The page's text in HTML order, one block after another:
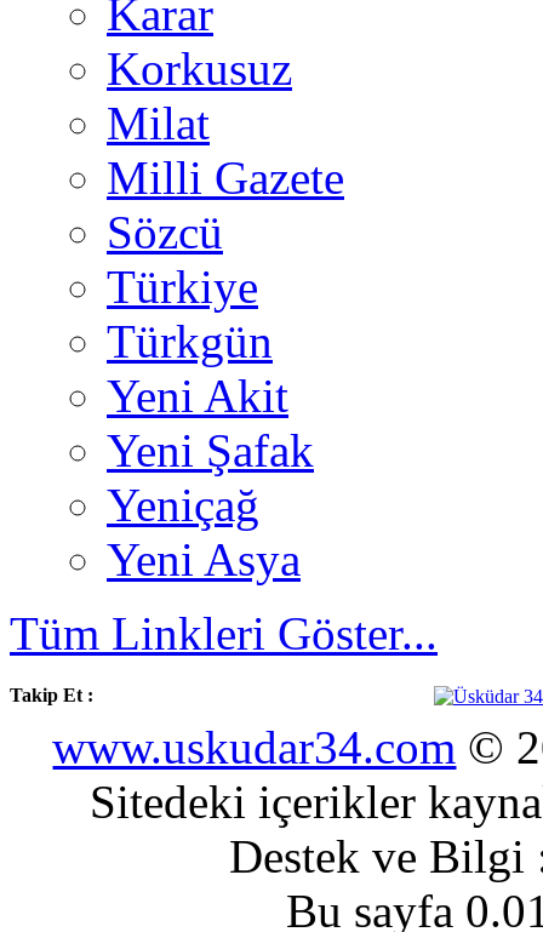
Karar
Korkusuz
Milat
Milli Gazete
Sözcü
Türkiye
Türkgün
Yeni Akit
Yeni Şafak
Yeniçağ
Yeni Asya
Tüm Linkleri Göster...
Takip Et :
www.uskudar34.com ©
Sitedeki içerikler
Destek ve
Bu sayfa